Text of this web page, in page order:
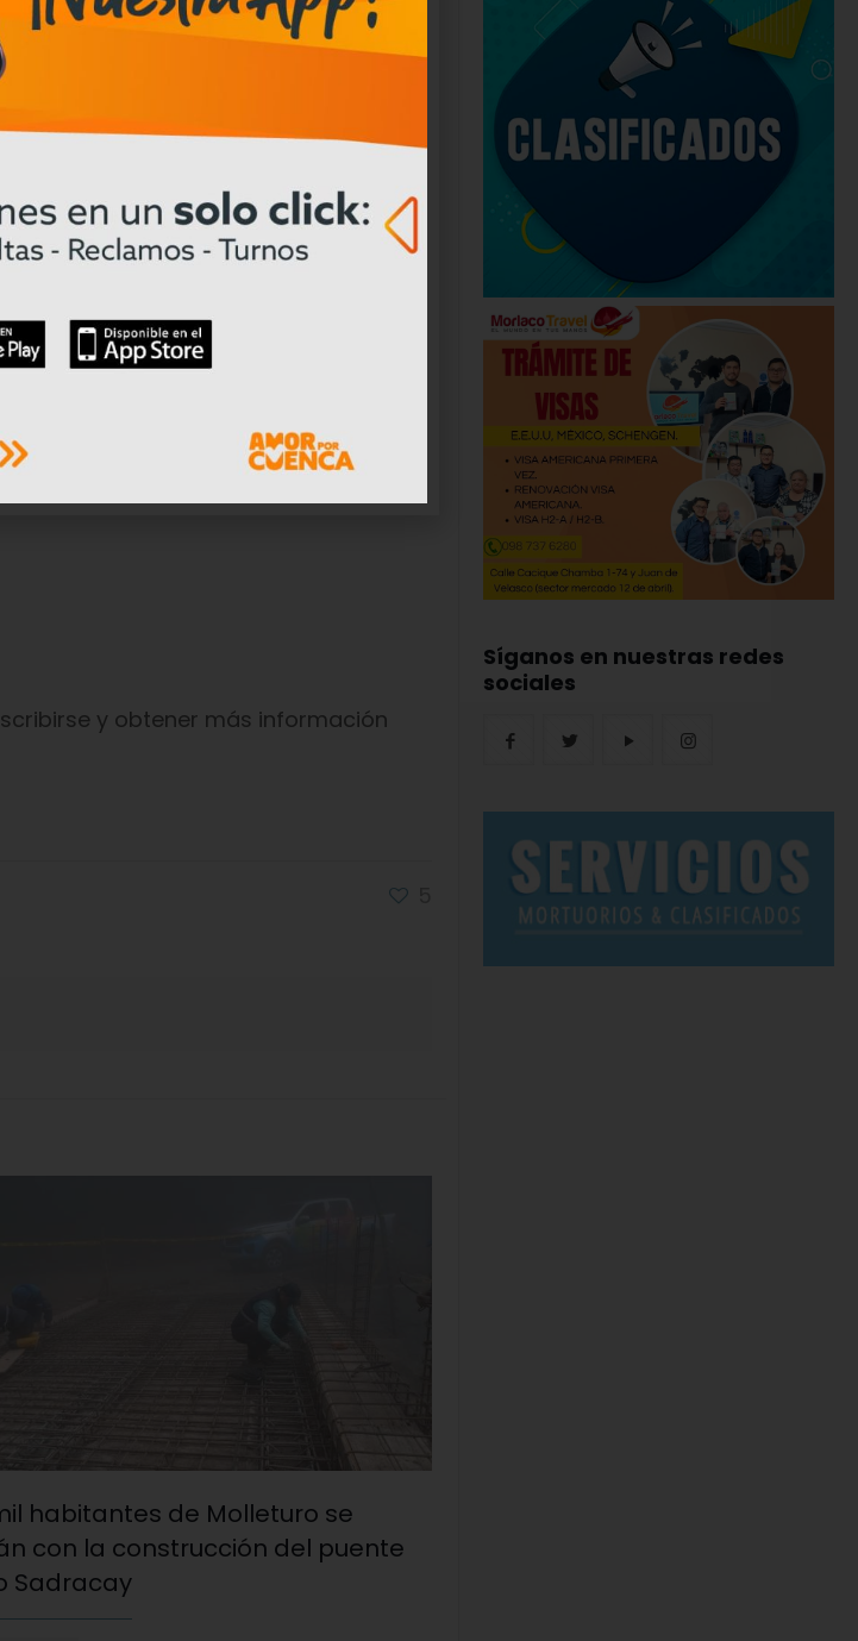
familiares donde los hombres
diversas maneras y ofrecerles más
y la participación en la economía
Telefónica Movistar Ecuador
y la generación de medios de
esfuerzos son posibles solo con el
así más mujeres pueden
de crecimiento a las que tienen
emprendimiento, tecnología, cultura
de todos y todas. Abordar estos
a la transmisión en vivo y sé parte del
y obtener más información
habitantes de Molleturo se
con la construcción del puente
Sadracay
Síganos en nuestras redes
sociales